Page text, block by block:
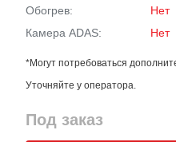
Обогрев:
Нет
Камера ADAS:
Нет
*Могут потребоваться
Уточняйте у оператора.
Под заказ